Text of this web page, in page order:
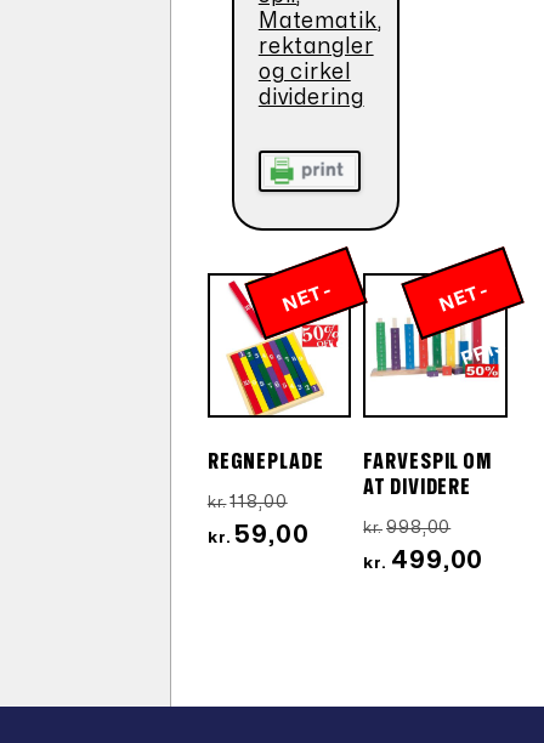
Matematik,
rektangler
og cirkel
dividering
N
E
T
-
P
RI
S
REGNEPLADE
kr. 118,00
oprindelige
pris
kr. 59,00
N
E
T
-
P
RI
S
FARVESPIL OM
AT DIVIDERE
kr. 998,00
pris
kr. 499,00